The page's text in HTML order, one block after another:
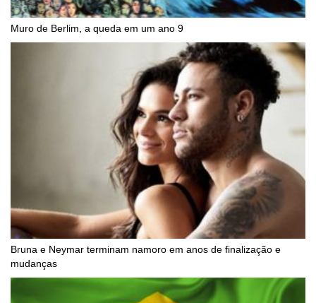
Muro de Berlim, a queda em um ano 9
Bruna e Neymar terminam namoro em anos de finalização e
mudanças